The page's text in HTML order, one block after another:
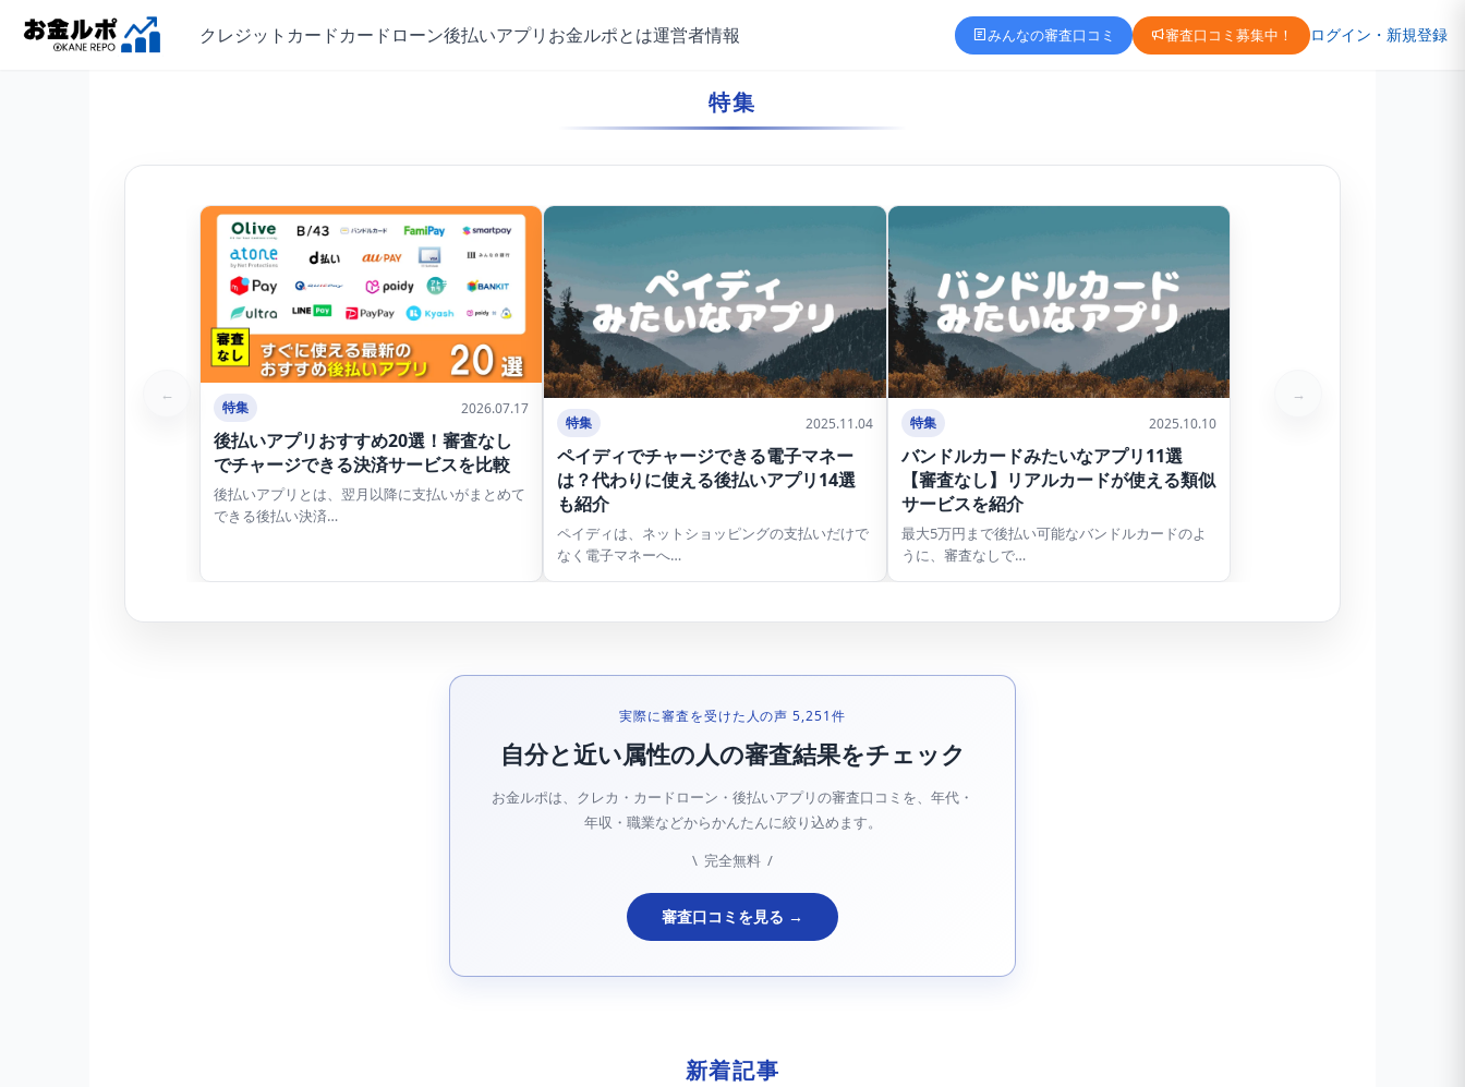
クレジットカードカードローン後払いアプリ お金ルポとは運営者情報 みんなの審査口コミ 審査口コミ募集中！ ログイン・新規登録
特集
←
特集 2026.07.17
後払いアプリおすすめ20選！審査なし
でチャージできる決済サービスを比較
後払いアプリとは、翌月以降に支払いがまとめて
できる後払い決済…
特集 2025.11.04
ペイディでチャージできる電子マネー
は？代わりに使える後払いアプリ14選
も紹介
ペイディは、ネットショッピングの支払いだけで
なく電子マネーへ…
特集 2025.10.10
バンドルカードみたいなアプリ11選
【審査なし】リアルカードが使える類似
サービスを紹介
最大5万円まで後払い可能なバンドルカードのよ
うに、審査なしで…
→
実際に審査を受けた人の声 5,251件
自分と近い属性の人の審査結果をチェック
お金ルポは、クレカ・カードローン・後払いアプリの審査口コミを、年代・
年収・職業などからかんたんに絞り込めます。
\ 完全無料 /
審査口コミを見る →
新着記事